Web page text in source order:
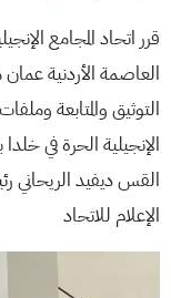
قرر اتحاد المجامع
العاصمة الأردنية
التوثيق والمتابعة
الإنجيلية الحرة في خلدا
القس ديفيد الريحاني
الإعلام للاتحاد